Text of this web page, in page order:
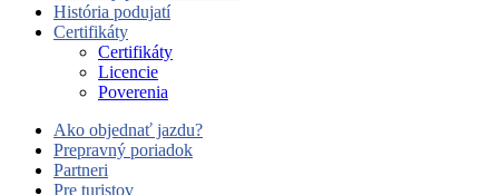
História podujatí
Certifikáty
Certifikáty
Licencie
Poverenia
Ako objednať jazdu?
Prepravný poriadok
Partneri
Pre turistov